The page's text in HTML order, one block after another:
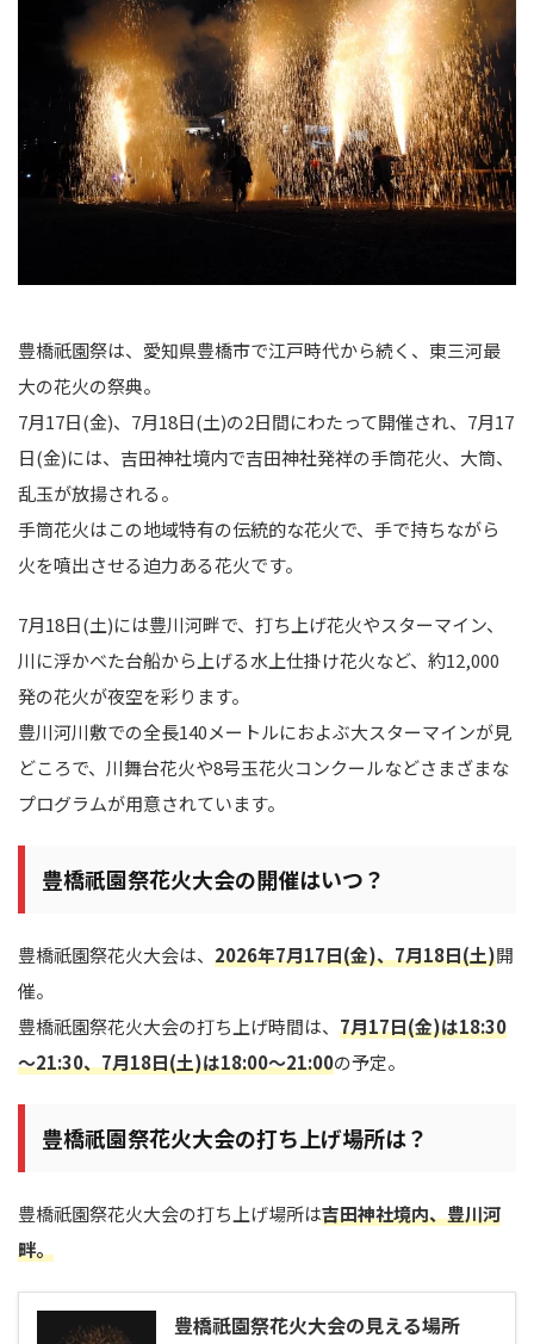
豊橋祇園祭は、愛知県豊橋市で江戸時代から続く、東三河最
大の花火の祭典。
7月17日(金)、7月18日(土)の2日間にわたって開催され、7月17
日(金)には、吉田神社境内で吉田神社発祥の手筒花火、大筒、
乱玉が放揚される。
手筒花火はこの地域特有の伝統的な花火で、手で持ちながら
火を噴出させる迫力ある花火です。
7月18日(土)には豊川河畔で、打ち上げ花火やスターマイン、
川に浮かべた台船から上げる水上仕掛け花火など、約12,000
発の花火が夜空を彩ります。
豊川河川敷での全長140メートルにおよぶ大スターマインが見
どころで、川舞台花火や8号玉花火コンクールなどさまざまな
プログラムが用意されています。
豊橋祇園祭花火大会の開催はいつ？
豊橋祇園祭花火大会は、 2026年7月17日(金)、7月18日(土)開
催。
豊橋祇園祭花火大会の打ち上げ時間は、 7月17日(金)は18:30
～21:30、7月18日(土)は18:00～21:00の予定。
豊橋祇園祭花火大会の打ち上げ場所は？
豊橋祇園祭花火大会の打ち上げ場所は吉田神社境内、豊川河
畔。
豊橋祇園祭花火大会の見える場所